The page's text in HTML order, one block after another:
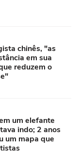
chinês, "as
em sua
reduzem o
um elefante
indo; 2 anos
um mapa que